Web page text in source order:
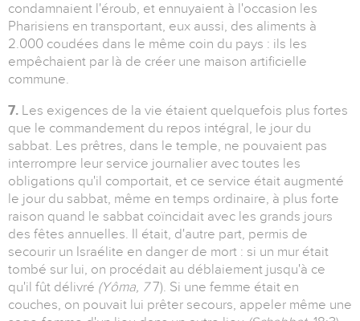
condamnaient l'éroub, et ennuyaient à l'occasion les
Pharisiens en transportant, eux aussi, des aliments à
2.000 coudées dans le même coin du pays : ils les
empêchaient par là de créer une maison artificielle
commune.
7. Les exigences de la vie étaient quelquefois plus fortes
que le commandement du repos intégral, le jour du
sabbat. Les prêtres, dans le temple, ne pouvaient pas
interrompre leur service journalier avec toutes les
obligations qu'il comportait, et ce service était augmenté
le jour du sabbat, même en temps ordinaire, à plus forte
raison quand le sabbat coïncidait avec les grands jours
des fêtes annuelles. Il était, d'autre part, permis de
secourir un Israélite en danger de mort : si un mur était
tombé sur lui, on procédait au déblaiement jusqu'à ce
qu'il fût délivré (Yôma, 77). Si une femme était en
couches, on pouvait lui prêter secours, appeler même une